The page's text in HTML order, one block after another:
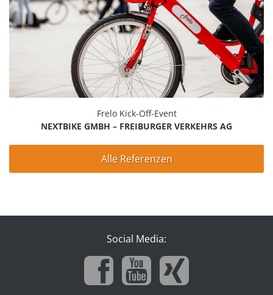
Frelo Kick-Off-Event
NEXTBIKE GMBH – FREIBURGER VERKEHRS AG
Alle Referenzen
Social Media: